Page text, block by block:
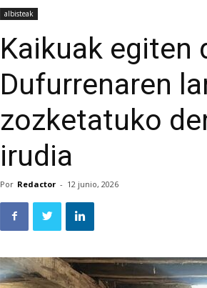
albisteak
Kaikuak egiten
Dufurrenaren
zozketatuko
irudia
Por Redactor - 12 junio, 2026